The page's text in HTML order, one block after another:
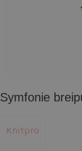
Symfonie
Knitpro